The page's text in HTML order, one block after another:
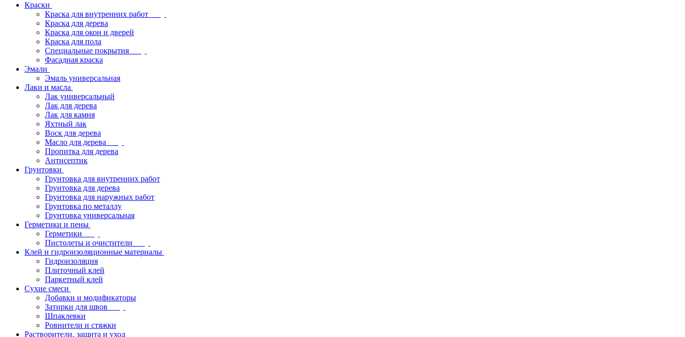
Краски
Краска для внутренних работ
Краска для дерева
Краска для окон и дверей
Краска для пола
Специальные покрытия
Фасадная краска
Эмали
Эмаль универсальная
Лаки и масла
Лак универсальный
Лак для дерева
Лак для камня
Яхтный лак
Воск для дерева
Масло для дерева
Пропитка для дерева
Антисептик
Грунтовки
Грунтовка для внутренних работ
Грунтовка для дерева
Грунтовка для наружных работ
Грунтовка по металлу
Грунтовка универсальная
Герметики и пены
Герметики
Пистолеты и очистители
Клей и гидроизоляционные материалы
Гидроизоляция
Плиточный клей
Паркетный клей
Сухие смеси
Добавки и модификаторы
Затирки для швов
Шпаклевки
Ровнители и стяжки
Растворители, защита и уход